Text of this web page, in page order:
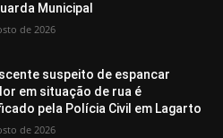
Municipal
de 2026
suspeito de espancar
em situação de rua é
pela Polícia Civil em Lagarto
de 2026